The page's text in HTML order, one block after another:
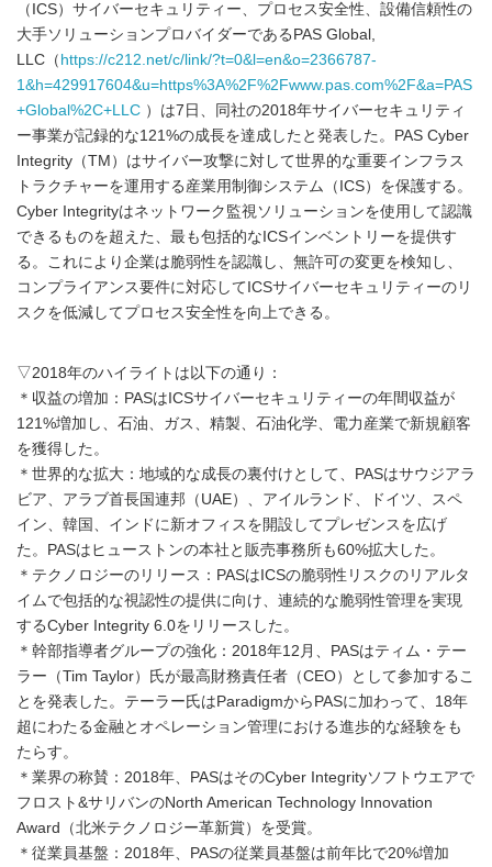
（ICS）サイバーセキュリティー、プロセス安全性、設備信頼性の
大手ソリューションプロバイダーであるPAS Global,
LLC（ https://c212.net/c/link/?t=0&l=en&o=2366787-
1&h=429917604&u=https%3A%2F%2Fwww.pas.com%2F&a=PAS
+Global%2C+LLC ）は7日、同社の2018年サイバーセキュリティ
ー事業が記録的な121%の成長を達成したと発表した。PAS Cyber
Integrity（TM）はサイバー攻撃に対して世界的な重要インフラス
トラクチャーを運用する産業用制御システム（ICS）を保護する。
Cyber Integrityはネットワーク監視ソリューションを使用して認識
できるものを超えた、最も包括的なICSインベントリーを提供す
る。これにより企業は脆弱性を認識し、無許可の変更を検知し、
コンプライアンス要件に対応してICSサイバーセキュリティーのリ
スクを低減してプロセス安全性を向上できる。
▽2018年のハイライトは以下の通り：
＊収益の増加：PASはICSサイバーセキュリティーの年間収益が
121%増加し、石油、ガス、精製、石油化学、電力産業で新規顧客
を獲得した。
＊世界的な拡大：地域的な成長の裏付けとして、PASはサウジアラ
ビア、アラブ首長国連邦（UAE）、アイルランド、ドイツ、スペ
イン、韓国、インドに新オフィスを開設してプレゼンスを広げ
た。PASはヒューストンの本社と販売事務所も60%拡大した。
＊テクノロジーのリリース：PASはICSの脆弱性リスクのリアルタ
イムで包括的な視認性の提供に向け、連続的な脆弱性管理を実現
するCyber Integrity 6.0をリリースした。
＊幹部指導者グループの強化：2018年12月、PASはティム・テー
ラー（Tim Taylor）氏が最高財務責任者（CEO）として参加するこ
とを発表した。テーラー氏はParadigmからPASに加わって、18年
超にわたる金融とオペレーション管理における進歩的な経験をも
たらす。
＊業界の称賛：2018年、PASはそのCyber Integrityソフトウエアで
フロスト&サリバンのNorth American Technology Innovation
Award（北米テクノロジー革新賞）を受賞。
＊従業員基盤：2018年、PASの従業員基盤は前年比で20%増加